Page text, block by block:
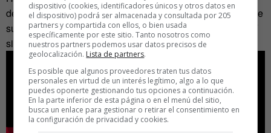
de esta imparable modernización. Ya no esperan el beso de
su amor verdadero para solucionar todos sus problemas. Y
si no, que se lo pregunten a la protagonista de
dispositivo (cookies, identificadores únicos y otros datos en
el dispositivo) podrá ser almacenada y consultada por 205
partners y compartida con ellos, o bien usada
específicamente por este sitio. Tanto nosotros como
nuestros partners podemos usar datos precisos de
geolocalización. Lista de partners.
Es posible que algunos proveedores traten tus datos
personales en virtud de un interés legítimo, algo a lo que
puedes oponerte gestionando tus opciones a continuación.
En la parte inferior de esta página o en el menú del sitio,
busca un enlace para gestionar o retirar el consentimiento en
la configuración de privacidad y cookies.